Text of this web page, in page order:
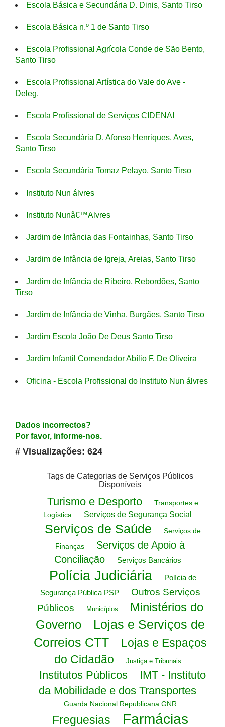
Escola Básica e Secundária D. Dinis, Santo Tirso
Escola Básica n.º 1 de Santo Tirso
Escola Profissional Agrícola Conde de São Bento,
Santo Tirso
Escola Profissional Artística do Vale do Ave -
Deleg.
Escola Profissional de Serviços CIDENAI
Escola Secundária D. Afonso Henriques, Aves,
Santo Tirso
Escola Secundária Tomaz Pelayo, Santo Tirso
Instituto Nun álvres
Instituto Nunâ€™Alvres
Jardim de Infância das Fontainhas, Santo Tirso
Jardim de Infância de Igreja, Areias, Santo Tirso
Jardim de Infância de Ribeiro, Rebordões, Santo
Tirso
Jardim de Infância de Vinha, Burgães, Santo Tirso
Jardim Escola João De Deus Santo Tirso
Jardim Infantil Comendador Abílio F. De Oliveira
Oficina - Escola Profissional do Instituto Nun álvres
Dados incorrectos?
Por favor, informe-nos.
# Visualizações: 624
Tags de Categorias de Serviços Públicos
Disponíveis
Turismo e Desporto
Transportes e
Logística
Serviços de Segurança Social
Serviços de Saúde
Serviços de
Finanças
Serviços de Apoio à
Conciliação
Serviços Bancários
Polícia Judiciária
Polícia de
Segurança Pública PSP
Outros Serviços
Públicos
Municípios
Ministérios do
Governo
Lojas e Serviços de
Correios CTT
Lojas e Espaços
do Cidadão
Justiça e Tribunais
Institutos Públicos
IMT - Instituto
da Mobilidade e dos Transportes
Guarda Nacional Republicana GNR
Freguesias Farmácias